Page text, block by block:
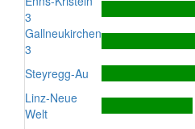
3
Gallneukirchen
3
Steyregg-Au
Linz-Neue
Welt